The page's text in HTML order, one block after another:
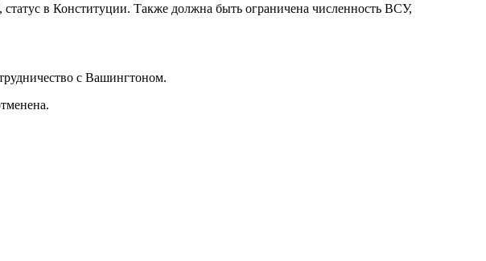
в Конституции. Также должна быть ограничена численность ВСУ,
с Вашингтоном.